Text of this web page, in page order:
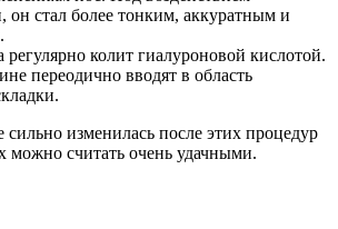
он стал более тонким, аккуратным и
регулярно колит гиалуроновой кислотой.
переодично вводят в область
изменилась после этих процедур
можно считать очень удачными.